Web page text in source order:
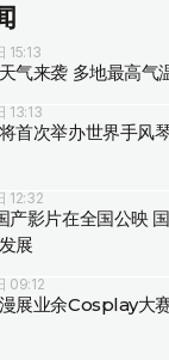
15:13
气来袭 多地最高气
13:13
首次举办世界手风
12:32
产影片在全国公映
展
09:12
展业余Cosplay大